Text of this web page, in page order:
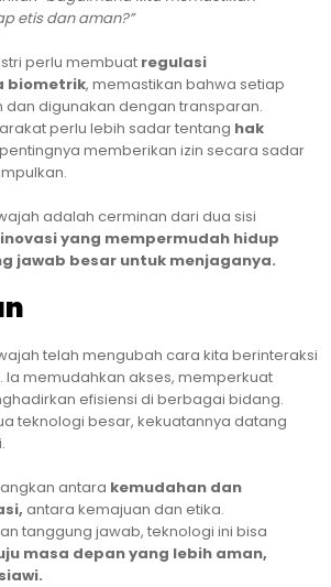
etis dan aman?”
perlu membuat regulasi
biometrik, memastikan bahwa setiap
digunakan dengan transparan.
perlu lebih sadar tentang hak
memberikan izin secara sadar
adalah cerminan dari dua sisi
inovasi yang mempermudah hidup
jawab besar untuk menjaganya.
telah mengubah cara kita berinteraksi
Ia memudahkan akses, memperkuat
efisiensi di berbagai bidang.
teknologi besar, kekuatannya datang
antara kemudahan dan
antara kemajuan dan etika.
tanggung jawab, teknologi ini bisa
masa depan yang lebih aman,